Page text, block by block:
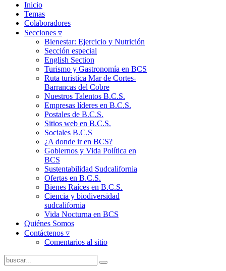
Inicio
Temas
Colaboradores
Secciones ▿
Bienestar: Ejercicio y Nutrición
Sección especial
English Section
Turismo y Gastronomía en BCS
Ruta turistica Mar de Cortes-
Barrancas del Cobre
Nuestros Talentos B.C.S.
Empresas líderes en B.C.S.
Postales de B.C.S.
Sitios web en B.C.S.
Sociales B.C.S
¿A donde ir en BCS?
Gobiernos y Vida Política en
BCS
Sustentabilidad Sudcalifornia
Ofertas en B.C.S.
Bienes Raíces en B.C.S.
Ciencia y biodiversidad
sudcalifornia
Vida Nocturna en BCS
Quiénes Somos
Contáctenos ▿
Comentarios al sitio